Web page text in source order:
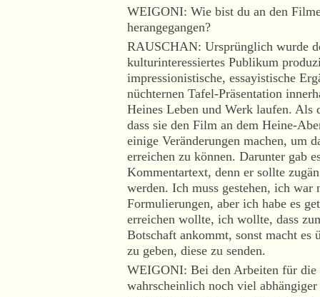
WEIGONI: Wie bist du an den
herangegangen?
RAUSCHAN: Ursprünglich wurde
kulturinteressiertes Publikum
impressionistische, essayistische
nüchternen Tafel-Präsentation
Heines Leben und Werk laufen. Als
dass sie den Film an dem Heine-
einige Veränderungen machen, um
erreichen zu können. Darunter gab
Kommentartext, denn er sollte
werden. Ich muss gestehen, ich
Formulierungen, aber ich habe es
erreichen wollte, ich wollte, dass
Botschaft ankommt, sonst macht es
zu geben, diese zu senden.
WEIGONI: Bei den Arbeiten für
wahrscheinlich noch viel abhängiger